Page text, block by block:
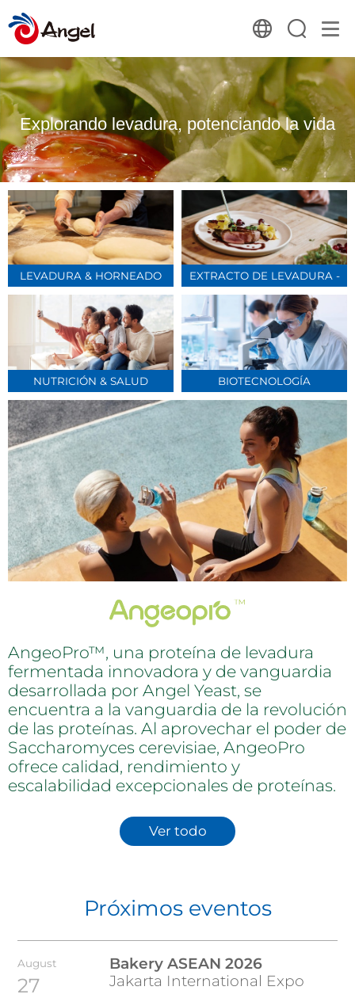
Explorando levadura, potenciando la vida
LEVADURA & HORNEADO
EXTRACTO DE LEVADURA -
SALADO
NUTRICIÓN & SALUD BIOTECNOLOGÍA
AngeoPro™, una proteína de levadura
fermentada innovadora y de vanguardia
desarrollada por Angel Yeast, se
encuentra a la vanguardia de la revolución
de las proteínas. Al aprovechar el poder de
Saccharomyces cerevisiae, AngeoPro
ofrece calidad, rendimiento y
escalabilidad excepcionales de proteínas.
Ver todo
Próximos eventos
August
27
Bakery ASEAN 2026
Jakarta International Expo